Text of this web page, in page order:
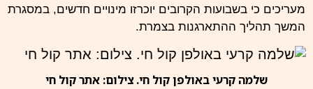
מעריכים כי בשבועות הקרובים יוכרזו מינויים חדשים, במסגרת
המשך תהליך ההתארגנות בצמרת.
שלמה קרעי באולפן קול חי. צילום: אתר קול חי